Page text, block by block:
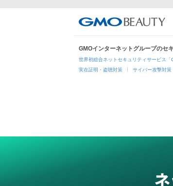
GMOインターネットグループのセ
世界初総合ネットセキュリティサービス「
実在証明・盗聴対策 サイバー攻撃対策